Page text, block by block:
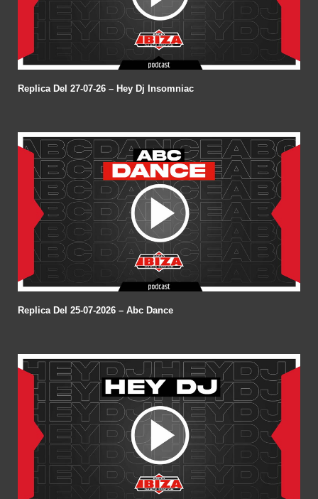
Replica Del 27-07-26 – Hey Dj Insomniac
Replica Del 25-07-2026 – Abc Dance